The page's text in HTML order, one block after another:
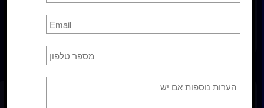
קטגוריה :שיעורים יומיים